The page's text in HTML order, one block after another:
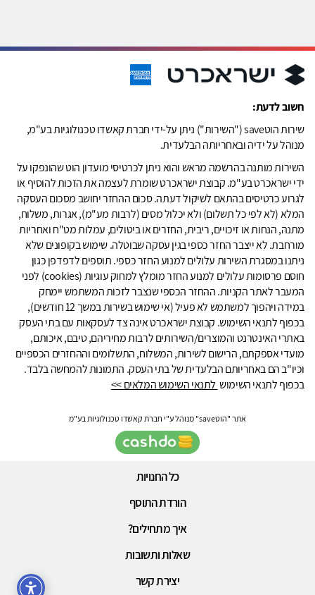
חשוב לדעת:
שירות הוטsave ("השירות") ניתן על-ידי חברת קאשדו טכנולוגיות בע"מ,
מנוהל על ידיה ובאחריותה הבלעדית.
השירות מותנה בהרשמה מראש והוא ניתן לכרטיסי מועדון הוט שהונפקו על
ידי ישראכרט בע"מ. קבוצת ישראכרט שומרת לעצמה את הזכות להוסיף או
לגרוע כרטיסים בהתאם לשיקול דעתה. סכום ההחזר יחושב מסכום העסקה
המלא (לא לפי כל תשלום) ולא יכלול מסים (לרבות מע"מ), אגרות, משלוח,
מתנה, הנחות או זיכויים, ריבית, החזרים או ביטולים, עמלות מט"ח ואחריות
מורחבת. לא ייצבר החזר כספי בגין עסקה שבוטלה. שימוש בקופונים שלא
ניתנו במסגרת השירות עלולים למנוע החזר כספי. תוספים לדפדפן כגון
חוסם פרסומות עלולים למנוע החזר מומלץ למחוק עוגיות (cookies) לפני
המעבר לאתר הקניות. ההחזר הכספי שנצבר לזכות המשתמש יימחק
במידה ויהפוך למשתמש לא פעיל (אי שימוש בשירות במשך 12 חודשים),
בכפוף לתנאי השימוש. קבוצת ישראכרט אינה צד לעסקאות עם בתי העסק
באתרי האינטרנט והמוצרים/השירותים לרבות מחיריהם, טיבם, איכותם,
מועדי אספקתם, הרישום לשירות, המשלוח, התשלומים וההחזרים הכספיים
וכיו"ב הם באחריותם הבלעדית של בתי העסק. התמונות להמחשה בלבד.
בכפוף לתנאי השימוש לתנאי השימוש המלאים >>
אתר "הוטsave" מנוהל ע"י חברת קאשדו טכנולוגיות בע"מ
כל החנויות
הורדת התוסף
איך מתחילים?
שאלות ותשובות
יצירת קשר